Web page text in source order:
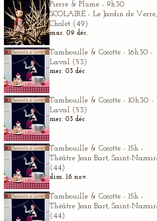
Pierre & Plume - 9h30
SCOLAIRE - Le Jardin de Verre,
Cholet (49)
mar. 09 déc.
Tambouille & Cocotte - 16h30 -
Laval (53)
mer. 03 déc.
Tambouille & Cocotte - 10h30 -
Laval (53)
mer. 03 déc.
Tambouille & Cocotte - 15h -
Théâtre Jean Bart, Saint-Nazaire
(44)
dim. 16 nov.
Tambouille & Cocotte - 15h -
Théâtre Jean Bart, Saint-Nazaire
(44)